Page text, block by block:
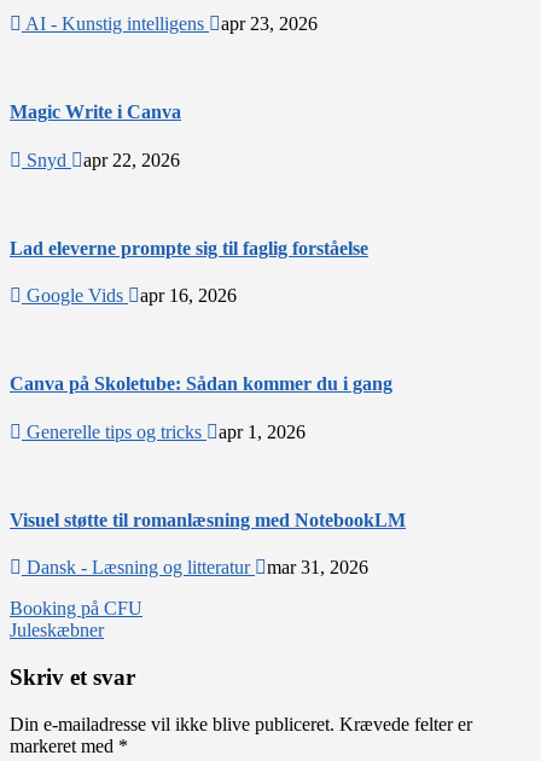
AI - Kunstig intelligens apr 23, 2026
Magic Write i Canva
Snyd apr 22, 2026
Lad eleverne prompte sig til faglig forståelse
Google Vids apr 16, 2026
Canva på Skoletube: Sådan kommer du i gang
Generelle tips og tricks apr 1, 2026
Visuel støtte til romanlæsning med NotebookLM
Dansk - Læsning og litteratur mar 31, 2026
Indlægsnavigation
Booking på CFU
Juleskæbner
Skriv et svar
Din e-mailadresse vil ikke blive publiceret. Krævede felter er
markeret med *